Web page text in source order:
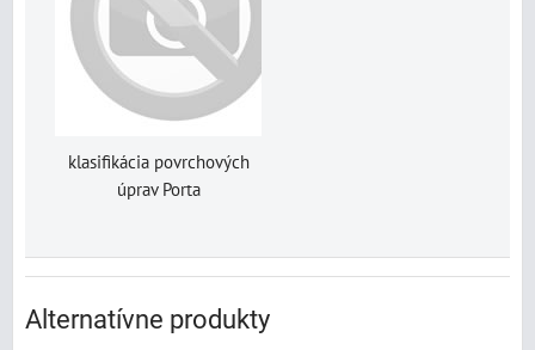
klasifikácia povrchových
úprav Porta
Alternatívne produkty